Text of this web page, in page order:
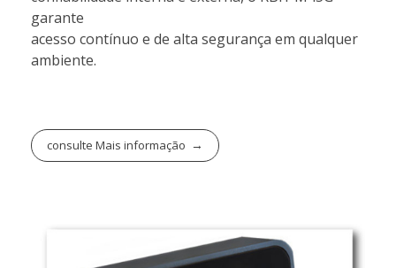
garante
acesso contínuo e de alta segurança em qualquer
ambiente.
consulte Mais informação